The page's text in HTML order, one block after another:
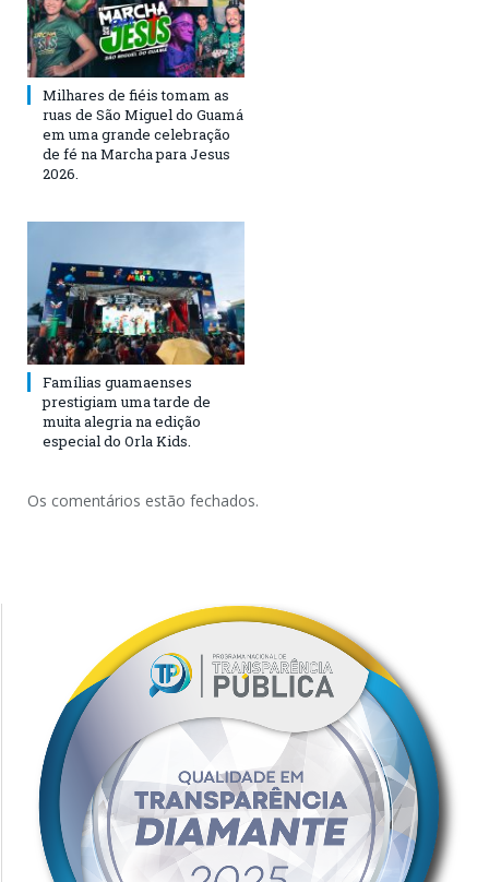
Milhares de fiéis tomam as
ruas de São Miguel do Guamá
em uma grande celebração
de fé na Marcha para Jesus
2026.
Famílias guamaenses
prestigiam uma tarde de
muita alegria na edição
especial do Orla Kids.
Os comentários estão fechados.